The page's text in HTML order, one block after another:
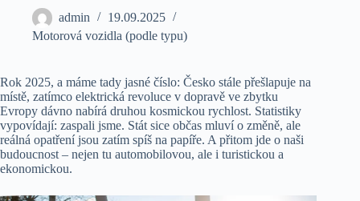
admin
19.09.2025
Motorová vozidla (podle typu)
Rok 2025, a máme tady jasné číslo: Česko stále přešlapuje na
místě, zatímco elektrická revoluce v dopravě ve zbytku
Evropy dávno nabírá druhou kosmickou rychlost. Statistiky
vypovídají: zaspali jsme. Stát sice občas mluví o změně, ale
reálná opatření jsou zatím spíš na papíře. A přitom jde o naši
budoucnost – nejen tu automobilovou, ale i turistickou a
ekonomickou.